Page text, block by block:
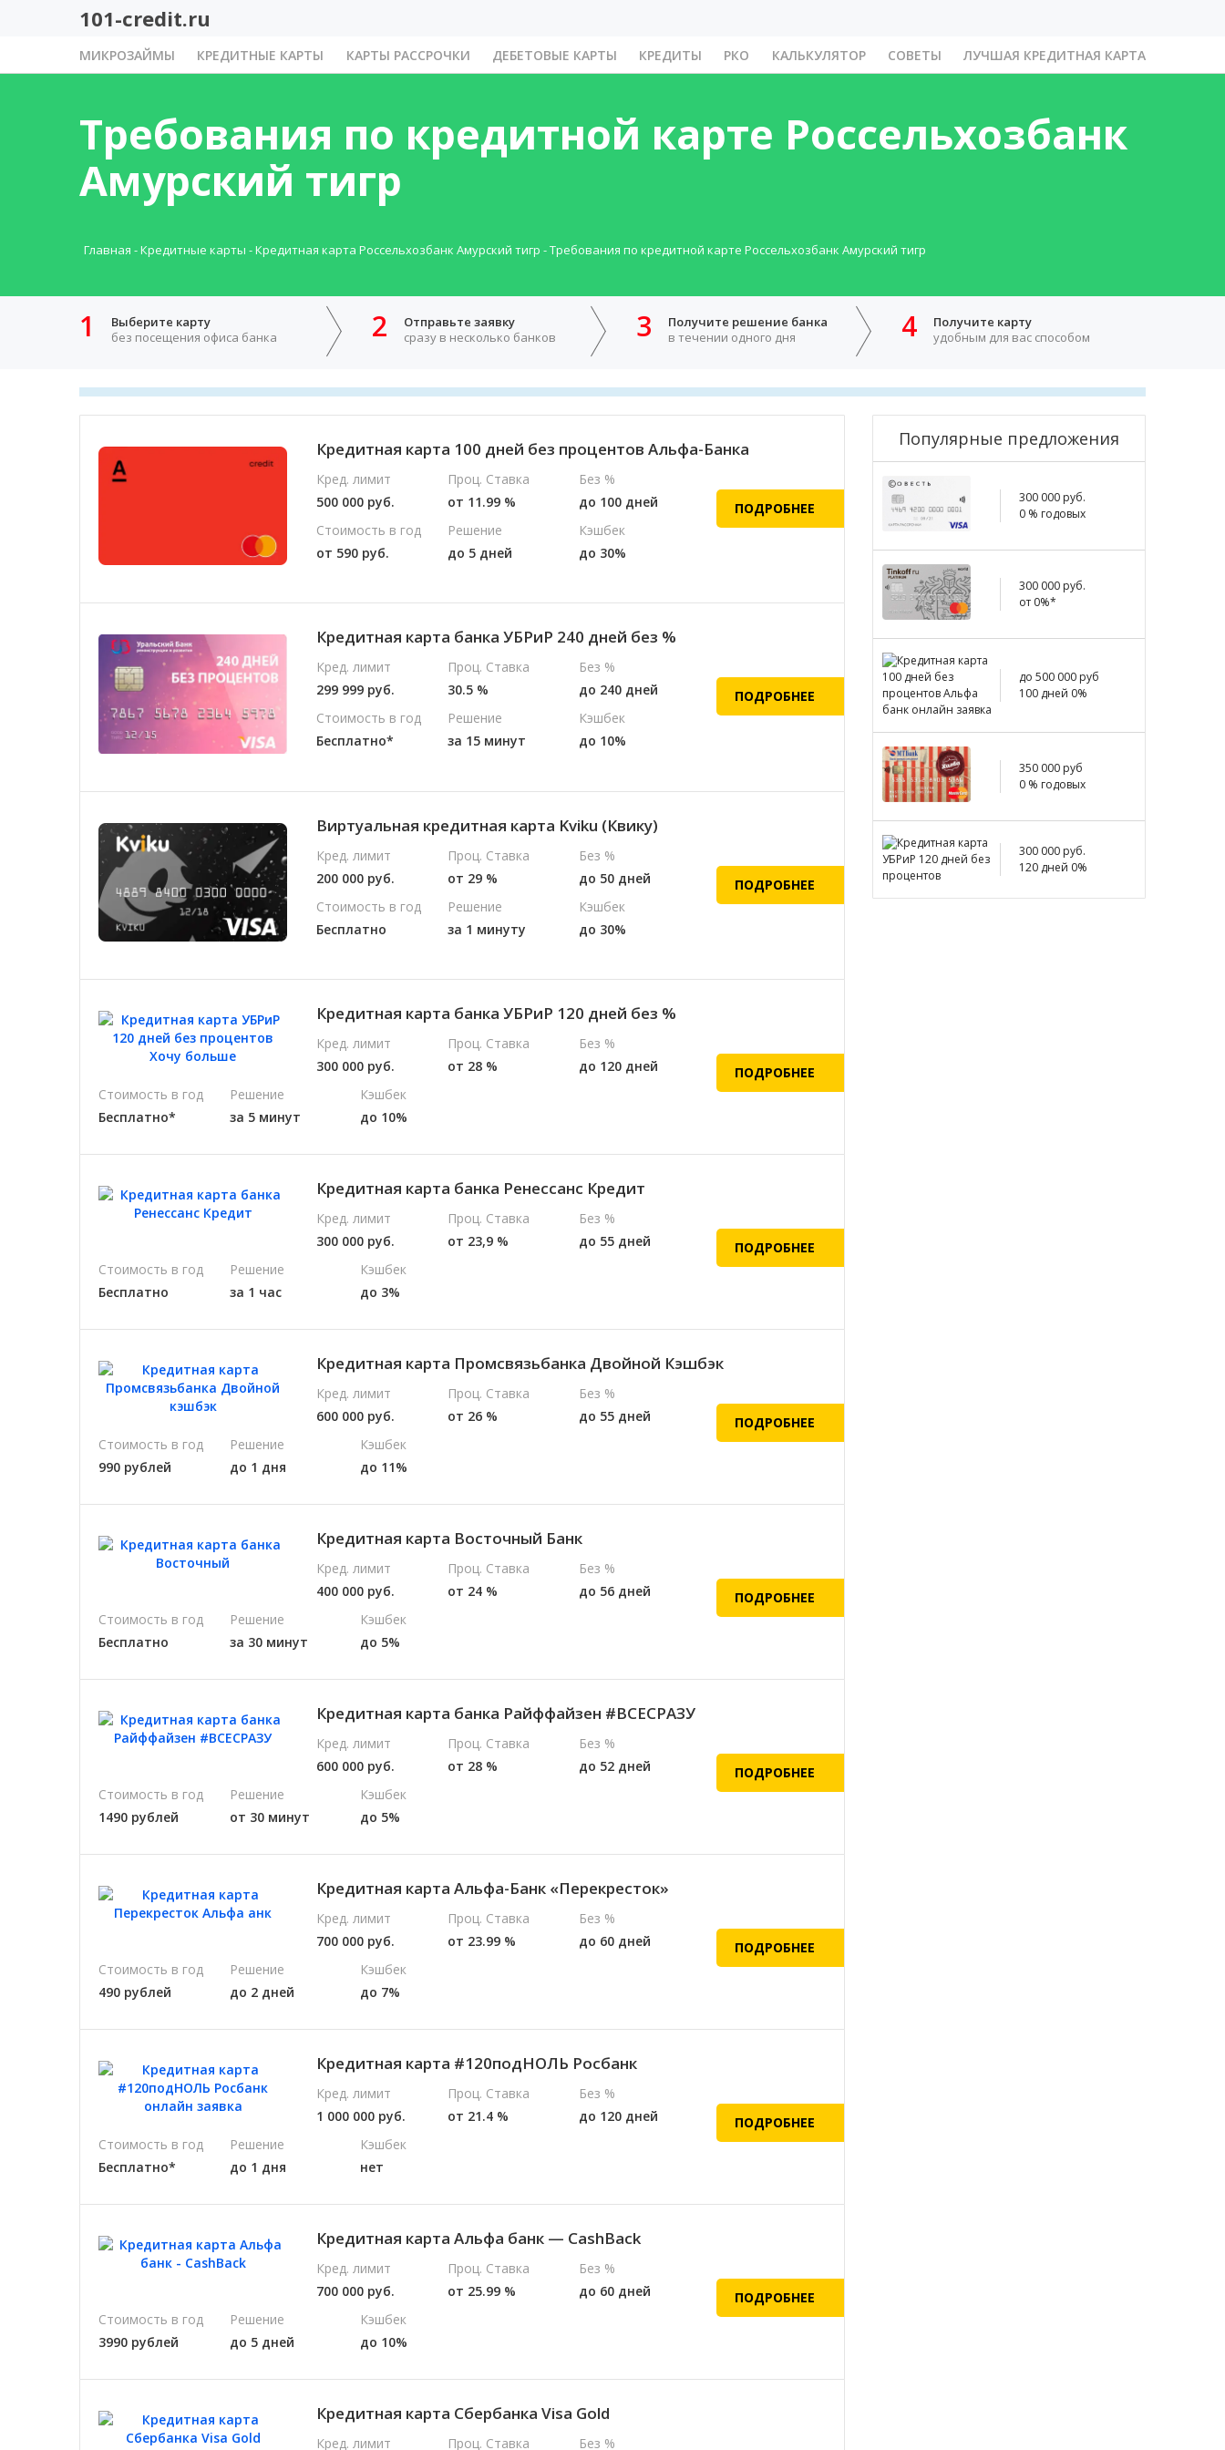
101-credit.ru
МИКРОЗАЙМЫ КРЕДИТНЫЕ КАРТЫ КАРТЫ РАССРОЧКИ ДЕБЕТОВЫЕ КАРТЫ КРЕДИТЫ РКО КАЛЬКУЛЯТОР СОВЕТЫ ЛУЧШАЯ КРЕДИТНАЯ КАРТА
Требования по кредитной карте Россельхозбанк
Амурский тигр
Главная -Кредитные карты -Кредитная карта Россельхозбанк Амурский тигр -Требования по кредитной карте Россельхозбанк Амурский тигр
1
Выберите карту
без посещения офиса банка
2
Отправьте заявку
сразу в несколько банков
3
Получите решение банка
в течении одного дня
4
Получите карту
удобным для вас способом
Кредитная карта 100 дней без процентов Альфа-Банка
Кред. лимит
500 000 руб.
Проц. Ставка
от 11.99 %
Без %
до 100 дней
Стоимость в год
от 590 руб.
Решение
до 5 дней
Кэшбек
до 30%
ПОДРОБНЕЕ
Кредитная карта банка УБРиР 240 дней без %
Кред. лимит
299 999 руб.
Проц. Ставка
30.5 %
Без %
до 240 дней
Стоимость в год
Бесплатно*
Решение
за 15 минут
Кэшбек
до 10%
ПОДРОБНЕЕ
Виртуальная кредитная карта Kviku (Квику)
Кред. лимит
200 000 руб.
Проц. Ставка
от 29 %
Без %
до 50 дней
Стоимость в год
Бесплатно
Решение
за 1 минуту
Кэшбек
до 30%
ПОДРОБНЕЕ
Кредитная карта банка УБРиР 120 дней без %
Кред. лимит
300 000 руб.
Проц. Ставка
от 28 %
Без %
до 120 дней
Стоимость в год
Бесплатно*
Решение
за 5 минут
Кэшбек
до 10%
ПОДРОБНЕЕ
Кредитная карта банка Ренессанс Кредит
Кред. лимит
300 000 руб.
Проц. Ставка
от 23,9 %
Без %
до 55 дней
Стоимость в год
Бесплатно
Решение
за 1 час
Кэшбек
до 3%
ПОДРОБНЕЕ
Кредитная карта Промсвязьбанка Двойной Кэшбэк
Кред. лимит
600 000 руб.
Проц. Ставка
от 26 %
Без %
до 55 дней
Стоимость в год
990 рублей
Решение
до 1 дня
Кэшбек
до 11%
ПОДРОБНЕЕ
Кредитная карта Восточный Банк
Кред. лимит
400 000 руб.
Проц. Ставка
от 24 %
Без %
до 56 дней
Стоимость в год
Бесплатно
Решение
за 30 минут
Кэшбек
до 5%
ПОДРОБНЕЕ
Кредитная карта банка Райффайзен #ВСЕСРАЗУ
Кред. лимит
600 000 руб.
Проц. Ставка
от 28 %
Без %
до 52 дней
Стоимость в год
1490 рублей
Решение
от 30 минут
Кэшбек
до 5%
ПОДРОБНЕЕ
Кредитная карта Альфа-Банк «Перекресток»
Кред. лимит
700 000 руб.
Проц. Ставка
от 23.99 %
Без %
до 60 дней
Стоимость в год
490 рублей
Решение
до 2 дней
Кэшбек
до 7%
ПОДРОБНЕЕ
Кредитная карта #120подНОЛЬ Росбанк
Кред. лимит
1 000 000 руб.
Проц. Ставка
от 21.4 %
Без %
до 120 дней
Стоимость в год
Бесплатно*
Решение
до 1 дня
Кэшбек
нет
ПОДРОБНЕЕ
Кредитная карта Альфа банк — CashBack
Кред. лимит
700 000 руб.
Проц. Ставка
от 25.99 %
Без %
до 60 дней
Стоимость в год
3990 рублей
Решение
до 5 дней
Кэшбек
до 10%
ПОДРОБНЕЕ
Кредитная карта Сбербанка Visa Gold
Кред. лимит Проц. Ставка Без %
Популярные предложения
300 000 руб.
0 % годовых
300 000 руб.
от 0%*
до 500 000 руб
100 дней 0%
350 000 руб
0 % годовых
300 000 руб.
120 дней 0%